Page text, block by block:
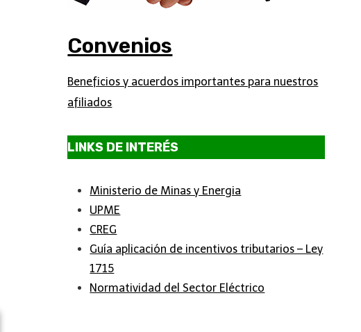
Convenios
Beneficios y acuerdos importantes para nuestros
afiliados
LINKS DE INTERÉS
Ministerio de Minas y Energia
UPME
CREG
Guía aplicación de incentivos tributarios – Ley
1715
Normatividad del Sector Eléctrico